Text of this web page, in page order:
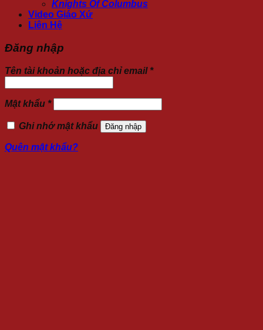
Knights Of Columbus
Video Giáo Xứ
Liên Hệ
Đăng nhập
Tên tài khoản hoặc địa chỉ email *
Mật khẩu *
Ghi nhớ mật khẩu Đăng nhập
Quên mật khẩu?